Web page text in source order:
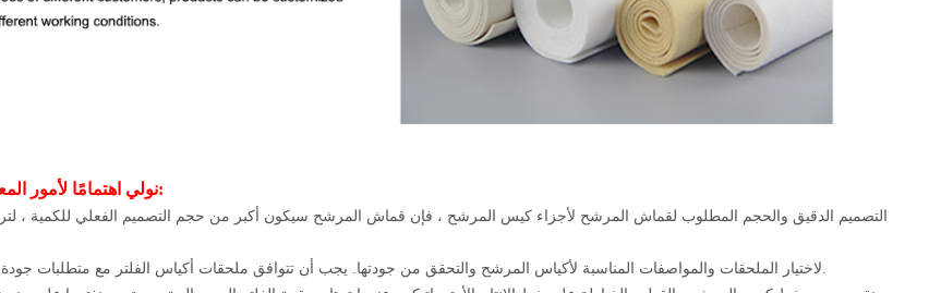
2. نولي اهتمامًا لأمور المعالجة التالية: